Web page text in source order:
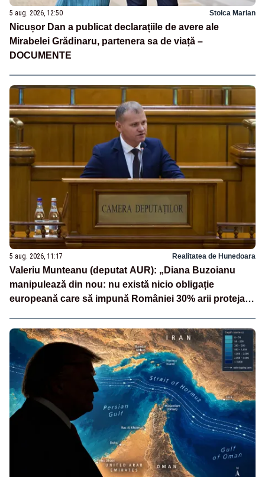
5 aug. 2026, 12:50 Stoica Marian
Nicușor Dan a publicat declarațiile de avere ale
Mirabelei Grădinaru, partenera sa de viață –
DOCUMENTE
5 aug. 2026, 11:17 Realitatea de Hunedoara
Valeriu Munteanu (deputat AUR): „Diana Buzoianu
manipulează din nou: nu există nicio obligație
europeană care să impună României 30% arii protejate